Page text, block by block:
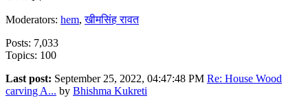
Moderators: hem,खीमसिंह रावत
Posts: 7,033
Topics: 100
Last post: September 25, 2022, 04:47:48 PM Re: House Wood
carving A... by Bhishma Kukreti